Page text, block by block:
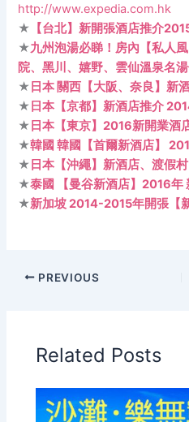
http://www.expedia.com.hk
★ 【台北】新開張酒店推介
★九州泡湯必睇！房內【私人
院、黑川、嬉野、雲仙溫泉名湯
★ 日本 關西【大阪、奈良】新
★ 日本【京都】新酒店推介
★ 日本【東京】2016新開業酒
★韓國 韓國【首爾新酒店】
★ 日本【沖繩】新酒店、渡假
★泰國 【曼谷新酒店】2016年
★新加坡 2014-2015年開張【
PREVIOUS
Related Posts